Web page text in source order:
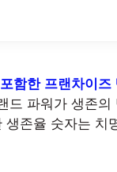
함한 프랜차이즈
드 파워가 생존의
존율 숫자는 치